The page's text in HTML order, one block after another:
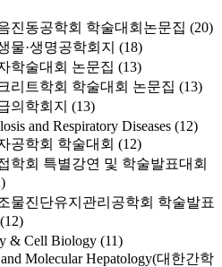
진동공학회 학술대회논문집 (20)
물·생명공학회지 (18)
학술대회 논문집 (13)
리트학회 학술대회 논문집 (13)
의학회지 (13)
and Respiratory Diseases (12)
공학회 학술대회 (12)
학회 특별강연 및 학술발표대회
물진단유지관리공학회 학술발표
(12)
& Cell Biology (11)
Molecular Hepatology(대한간학